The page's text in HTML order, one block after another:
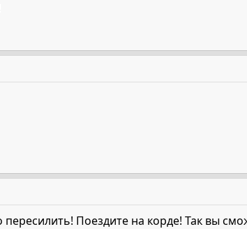
Поездите на корде! Так вы